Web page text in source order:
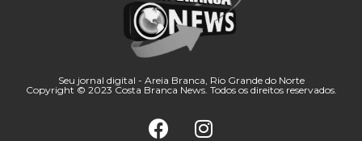
Seu jornal digital - Areia Branca, Rio Grande do Norte
Copyright © 2023 Costa Branca News. Todos os direitos reservados.